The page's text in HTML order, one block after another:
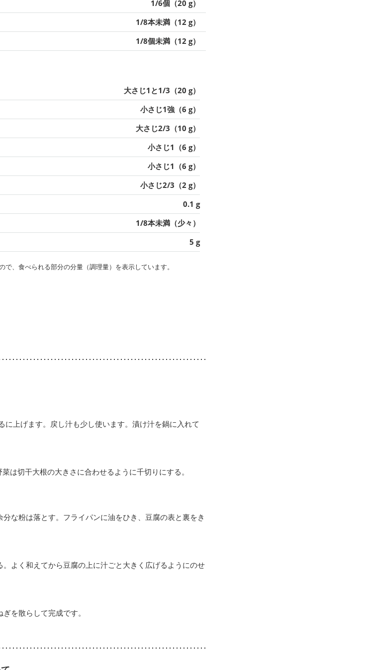
1/6個（20 g）
1/8本未満（12 g）
1/8個未満（12 g）
大さじ1と1/3（20 g）
小さじ1強（6 g）
大さじ2/3（10 g）
小さじ1（6 g）
小さじ1（6 g）
小さじ2/3（2 g）
0.1 g
1/8本未満（少々）
5 g
、食べられる部分の分量（調理量）を表示しています。
上げます。戻し汁も少し使います。漬け汁を鍋に入れて
は切干大根の大きさに合わせるように千切りにする。
な粉は落とす。フライパンに油をひき、豆腐の表と裏をき
よく和えてから豆腐の上に汁ごと大きく広げるようにのせ
を散らして完成です。